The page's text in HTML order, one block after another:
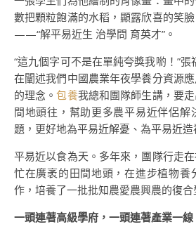
數把顆粒飽滿的水稻，顯露欣喜的笑
——“解平易近生 治學問 育英才”。
“這九個字可不是在單純夸獎我喲！”
在闡述我們中國農業年夜學養分資源
的理念。包養我總和團隊師生講，要
間地頭往，幫助更多農平易近伴侶解
題，更好地為平易近解憂、為平易近造
平易近以食為天。多年來，團隊行走
忙在廣袤的田間地頭，在進步植物養
作，培養了一批批知農愛農興農的復合
一頭連著高級學府，一頭連著產業一線